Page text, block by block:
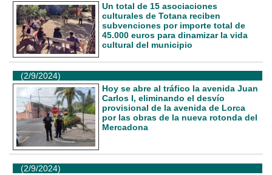
Un total de 15 asociaciones
culturales de Totana reciben
subvenciones por importe total de
45.000 euros para dinamizar la vida
cultural del municipio
(2/9/2024)
Hoy se abre al tráfico la avenida Juan
Carlos I, eliminando el desvío
provisional de la avenida de Lorca
por las obras de la nueva rotonda del
Mercadona
(2/9/2024)